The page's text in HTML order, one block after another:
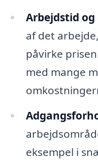
Arbejdstid
af det
påvirke
med mange
eksempel i